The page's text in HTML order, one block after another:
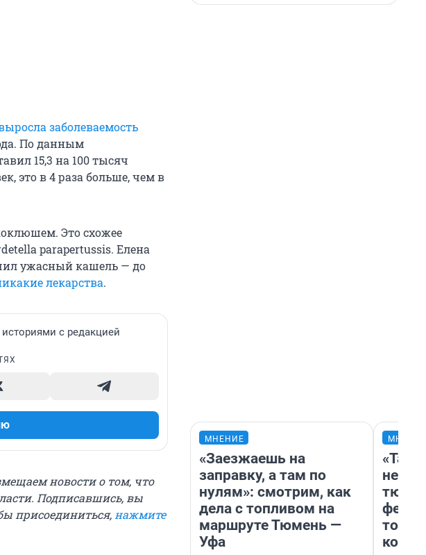
заболеваемость
По данным
15,3 на 100 тысяч
это в 4 раза больше, чем в
Это схожее
parapertussis. Елена
ужасный кашель — до
лекарства.
с редакцией
новости о том, что
Подписавшись, вы
присоединиться, нажмите
МНЕНИЕ
«Заезжаешь на
заправку, а там по
нулям»: смотрим, как
дела с топливом на
маршруте Тюмень —
Уфа
не